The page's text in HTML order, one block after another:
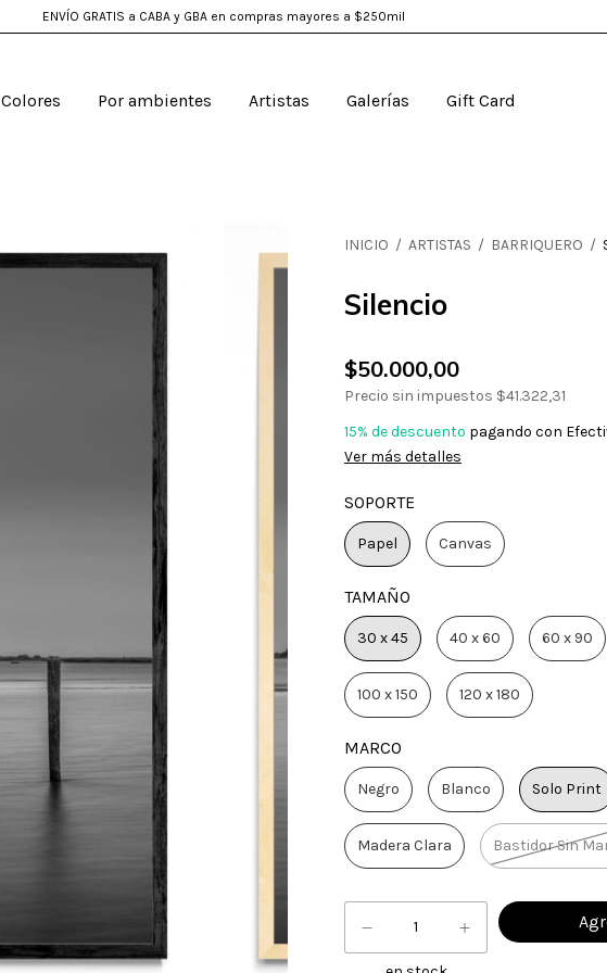
ENVÍO GRATIS a CABA y GBA en compras mayores a $250mil
Colores Por ambientes Artistas Galerías Gift Card
INICIO / ARTISTAS / BARRIQUERO /
Silencio
$50.000,00
Precio sin impuestos $41.322,31
15% de descuento pagando con
Ver más detalles
SOPORTE
Papel Canvas
TAMAÑO
30 x 45 40 x 60 60 x 90
100 x 150 120 x 180
MARCO
Negro Blanco Solo Print
Madera Clara Bastidor Sin